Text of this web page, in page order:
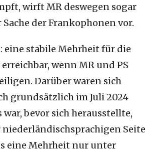
wirft MR deswegen sogar
Sache der Frankophonen vor.
eine stabile Mehrheit für die
wenn MR und PS
Darüber waren sich
grundsätzlich im Juli 2024
war, bevor sich herausstellte,
niederländischsprachigen Seite
eine Mehrheit nur unter